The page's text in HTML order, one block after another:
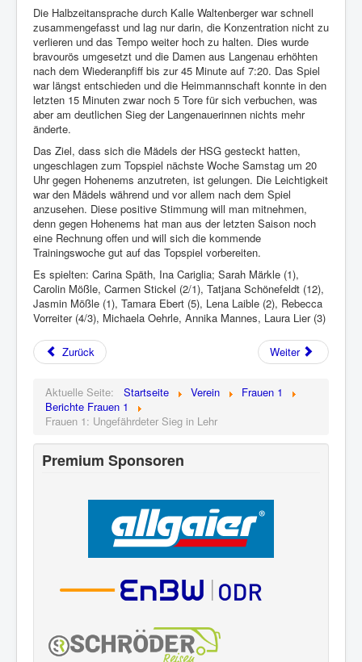
Die Halbzeitansprache durch Kalle Waltenberger war schnell
zusammengefasst und lag nur darin, die Konzentration nicht zu
verlieren und das Tempo weiter hoch zu halten. Dies wurde
bravourös umgesetzt und die Damen aus Langenau erhöhten
nach dem Wiederanpfiff bis zur 45 Minute auf 7:20. Das Spiel
war längst entschieden und die Heimmannschaft konnte in den
letzten 15 Minuten zwar noch 5 Tore für sich verbuchen, was
aber am deutlichen Sieg der Langenauerinnen nichts mehr
änderte.
Das Ziel, dass sich die Mädels der HSG gesteckt hatten,
ungeschlagen zum Topspiel nächste Woche Samstag um 20
Uhr gegen Hohenems anzutreten, ist gelungen. Die Leichtigkeit
war den Mädels während und vor allem nach dem Spiel
anzusehen. Diese positive Stimmung will man mitnehmen,
denn gegen Hohenems hat man aus der letzten Saison noch
eine Rechnung offen und will sich die kommende
Trainingswoche gut auf das Topspiel vorbereiten.
Es spielten: Carina Späth, Ina Cariglia; Sarah Märkle (1),
Carolin Mößle, Carmen Stickel (2/1), Tatjana Schönefeldt (12),
Jasmin Mößle (1), Tamara Ebert (5), Lena Laible (2), Rebecca
Vorreiter (4/3), Michaela Oehrle, Annika Mannes, Laura Lier (3)
Zurück Weiter
Aktuelle Seite: Startseite Verein
Frauen 1
Berichte Frauen 1
Frauen 1: Ungefährdeter Sieg in Lehr
Premium Sponsoren